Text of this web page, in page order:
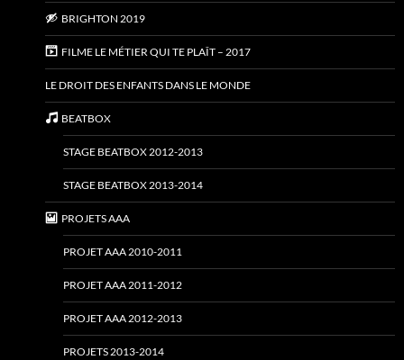
BRIGHTON 2019
FILME LE MÉTIER QUI TE PLAÎT – 2017
LE DROIT DES ENFANTS DANS LE MONDE
BEATBOX
STAGE BEATBOX 2012-2013
STAGE BEATBOX 2013-2014
PROJETS AAA
PROJET AAA 2010-2011
PROJET AAA 2011-2012
PROJET AAA 2012-2013
PROJETS 2013-2014